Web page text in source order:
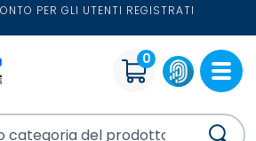
PER GLI UTENTI REGISTRATI
0